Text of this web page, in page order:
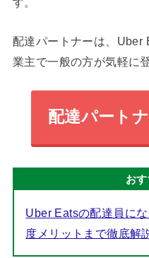
配達パートナーは、Uber
業主で一般の方が気軽に
配達パート
お
Uber Eatsの配達員に
度メリットまで徹底解